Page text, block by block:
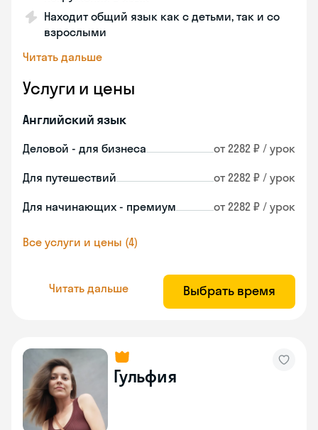
Находит общий язык как с детьми, так и со
взрослыми
Читать дальше
Услуги и цены
Английский язык
Деловой - для бизнеса от 2282 ₽ / урок
Для путешествий от 2282 ₽ / урок
Для начинающих - премиум от 2282 ₽ / урок
Все услуги и цены (4)
Читать дальше Выбрать время
Гульфия